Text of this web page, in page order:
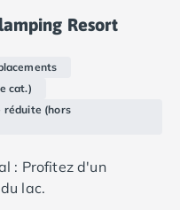
Resort
cat.)
réduite (hors
: Profitez d'un
lac.